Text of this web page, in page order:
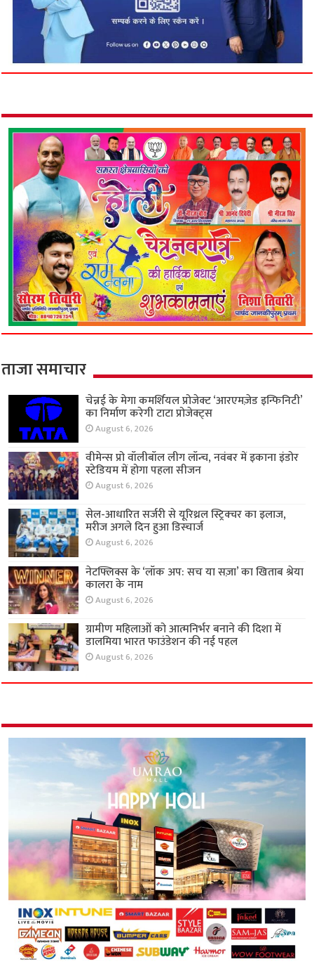
ताजा समाचार
चेन्नई के मेगा कमर्शियल प्रोजेक्ट ‘आरएमज़ेड इन्फिनिटी’
का निर्माण करेगी टाटा प्रोजेक्ट्स
August 6, 2026
वीमेन्स प्रो वॉलीबॉल लीग लॉन्च, नवंबर में इकाना इंडोर
स्टेडियम में होगा पहला सीजन
August 6, 2026
सेल-आधारित सर्जरी से यूरिथ्रल स्ट्रिक्चर का इलाज,
मरीज अगले दिन हुआ डिस्चार्ज
August 6, 2026
नेटफ्लिक्स के ‘लॉक अप: सच या सज़ा’ का खिताब श्रेया
कालरा के नाम
August 6, 2026
ग्रामीण महिलाओं को आत्मनिर्भर बनाने की दिशा में
डालमिया भारत फाउंडेशन की नई पहल
August 6, 2026